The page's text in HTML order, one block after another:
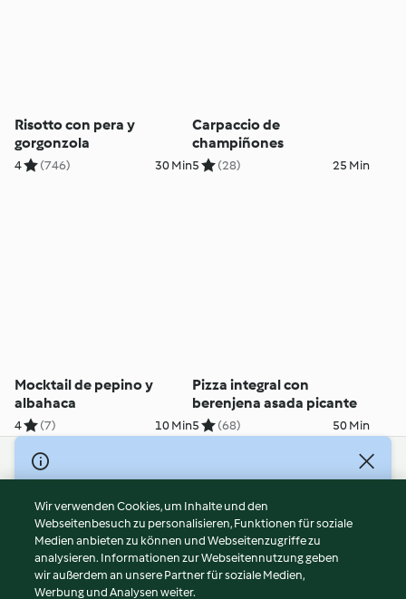
Risotto con pera y
gorgonzola
4 (746) 30 Min
Carpaccio de
champiñones
5 (28) 25 Min
Mocktail de pepino y
albahaca
4 (7) 10 Min
Pizza integral con
berenjena asada picante
5 (68) 50 Min
© Copyright 2026
Nutzungsbedingungen
Datenschutzrichtlinien
Disclaimer
Impressum
Wir verwenden Cookies, um Inhalte und den
Webseitenbesuch zu personalisieren, Funktionen für soziale
Medien anbieten zu können und Webseitenzugriffe zu
analysieren. Informationen zur Webseitennutzung geben
wir außerdem an unsere Partner für soziale Medien,
Werbung und Analysen weiter.